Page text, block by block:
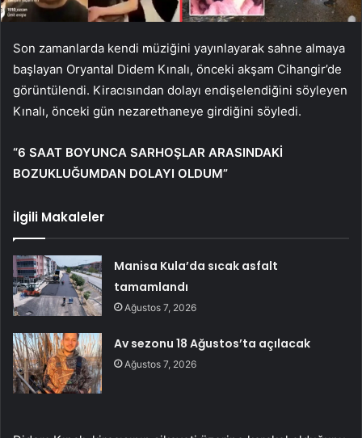
Son zamanlarda kendi müziğini yayınlayarak sahne almaya
başlayan Oryantal Didem Kınalı, önceki akşam Cihangir’de
görüntülendi. Kiracısından dolayı endişelendiğini söyleyen
Kınalı, önceki gün nezarethaneye girdiğini söyledi.
“6 SAAT BOYUNCA SARHOŞLAR ARASINDAKİ
BOZUKLUĞUMDAN DOLAYI OLDUM”
İlgili Makaleler
Manisa Kula’da sıcak asfalt
tamamlandı
Ağustos 7, 2026
Av sezonu 18 Ağustos’ta açılacak
Ağustos 7, 2026